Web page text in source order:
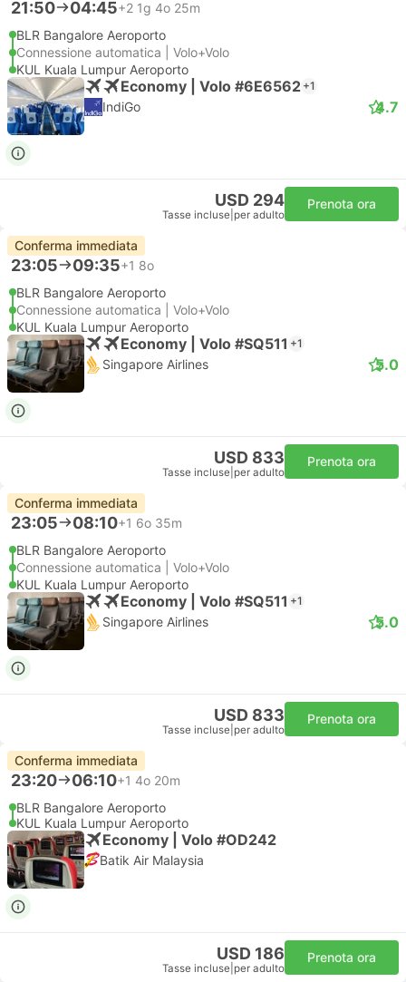
21:50 04:45+2 1g 4o 25m
BLR Bangalore Aeroporto
Connessione automatica | Volo+Volo
KUL Kuala Lumpur Aeroporto
Economy | Volo #6E6562 +1
IndiGo 4.7
USD 294
Tasse incluse per adulto
Prenota ora
Conferma immediata
23:05 09:35+1 8o
BLR Bangalore Aeroporto
Connessione automatica | Volo+Volo
KUL Kuala Lumpur Aeroporto
Economy | Volo #SQ511 +1
Singapore Airlines 5.0
USD 833
Tasse incluse per adulto
Prenota ora
Conferma immediata
23:05 08:10+1 6o 35m
BLR Bangalore Aeroporto
Connessione automatica | Volo+Volo
KUL Kuala Lumpur Aeroporto
Economy | Volo #SQ511 +1
Singapore Airlines 5.0
USD 833
Tasse incluse per adulto
Prenota ora
Conferma immediata
23:20 06:10+1 4o 20m
BLR Bangalore Aeroporto
KUL Kuala Lumpur Aeroporto
Economy | Volo #OD242
Batik Air Malaysia
USD 186
Tasse incluse per adulto
Prenota ora